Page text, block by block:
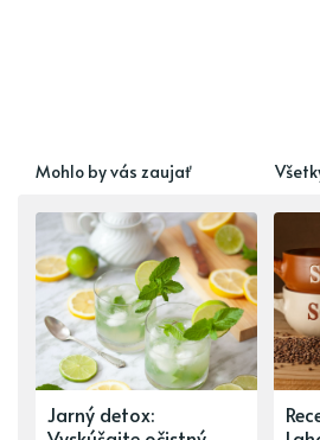
Mohlo by vás zaujať
Jarný detox: